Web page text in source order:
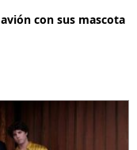
con sus mascota